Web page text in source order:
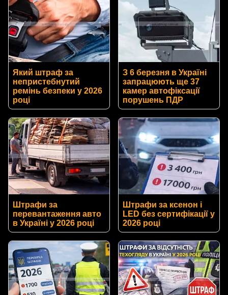
Який штраф за
непристебнутий
ремінь безпеки у 2026
році
З 6 березня в Україні
запрацюють ще 37
камер автофіксації
порушень ПДР
Штрафи за
перевантаження авто
в Україні у 2026 році
Штрафи за ксенон і
LED без сертифікації у
2026 році